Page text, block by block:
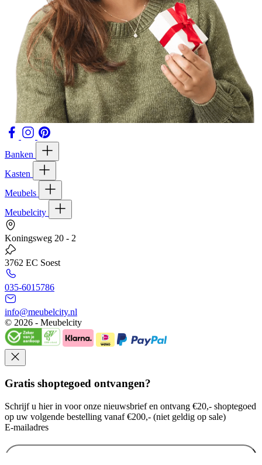
Banken
Kasten
Meubels
Meubelcity
Koningsweg 20 - 2
3762 EC Soest
035-6015786
info@meubelcity.nl
© 2026 - Meubelcity
Gratis shoptegoed ontvangen?
Schrijf u hier in voor onze nieuwsbrief en ontvang €20,- shoptegoed
op uw volgende bestelling vanaf €200,- (niet geldig op sale)
E-mailadres